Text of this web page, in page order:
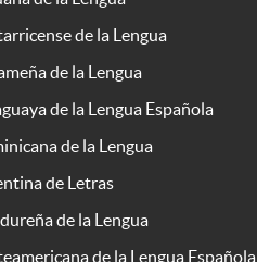
de la Lengua
de la Lengua
de la Lengua Española
de la Lengua
de Letras
de la Lengua
de la Lengua Española